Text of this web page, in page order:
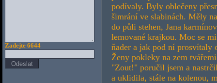
podívaly. Byly oblečeny
šimrání ve slabinách. Měly
do půli stehen, Jana
lemované krajkou. Moc se
ňader a jak pod ní prosvítaly
Ženy pokleky na zem
"Zout!" poručil jsem a
a uklidila, stále na kolenou,
Zadejte 6644